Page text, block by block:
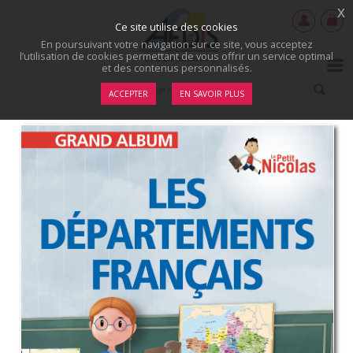
Ce site utilise des cookies
En poursuivant votre navigation sur ce site, vous acceptez
l’utilisation de cookies permettant de vous offrir un service optimal
et des contenus personnalisés.
ACCEPTER EN SAVOIR PLUS
x